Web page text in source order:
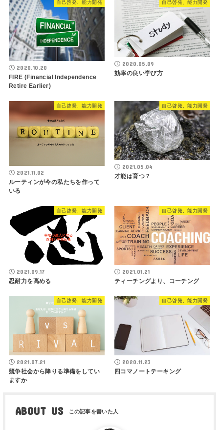
自己啓発、能力開発
2020.10.20
FIRE (Financial Independence
Retire Earlier)
自己啓発、能力開発
2020.05.09
効率の良い学び方
自己啓発、能力開発
2021.11.02
ルーティンが今の私たちを作って
いる
自己啓発、能力開発
2021.05.04
才能は育つ？
自己啓発、能力開発
2021.09.17
忍耐力を高める
自己啓発、能力開発
2021.01.21
ティーチングより、コーチング
自己啓発、能力開発
2021.07.21
競争社会から降りる準備をしてい
ますか
自己啓発、能力開発
2020.11.23
四コマノートテーキング
ABOUT US